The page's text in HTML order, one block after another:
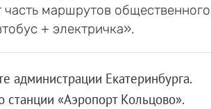
маршрутов общественного
+ электричка».
администрации Екатеринбурга.
«Аэропорт Кольцово».